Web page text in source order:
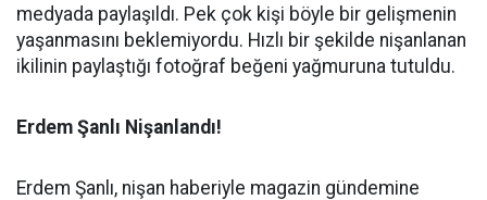
medyada paylaşıldı. Pek çok kişi böyle bir gelişmenin
yaşanmasını beklemiyordu. Hızlı bir şekilde nişanlanan
ikilinin paylaştığı fotoğraf beğeni yağmuruna tutuldu.
Erdem Şanlı Nişanlandı!
Erdem Şanlı, nişan haberiyle magazin gündemine